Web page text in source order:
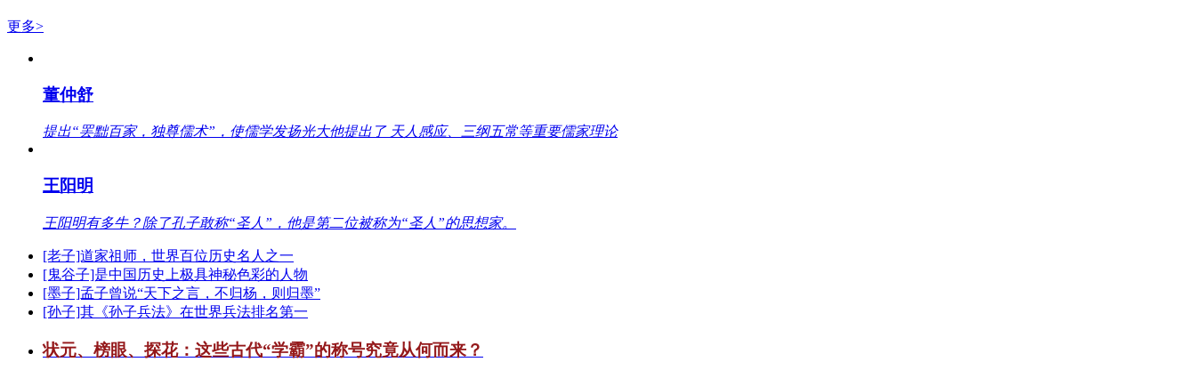
更多>
董仲舒
提出“罢黜百家，独尊儒术”，使儒学发扬光大他提出了 天人感应、三纲五常等重要儒家理论
王阳明
王阳明有多牛？除了孔子敢称“圣人”，他是第二位被称为“圣人”的思想家。
[老子]道家祖师，世界百位历史名人之一
[鬼谷子]是中国历史上极具神秘色彩的人物
[墨子]孟子曾说“天下之言，不归杨，则归墨”
[孙子]其《孙子兵法》在世界兵法排名第一
状元、榜眼、探花：这些古代“学霸”的称号究竟从何而来？